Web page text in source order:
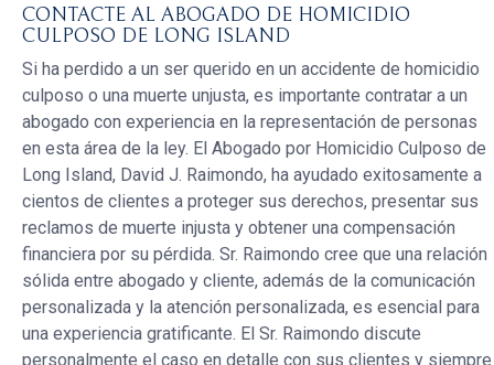
CONTACTE AL ABOGADO DE HOMICIDIO
CULPOSO DE LONG ISLAND
Si ha perdido a un ser querido en un accidente de homicidio
culposo o una muerte unjusta, es importante contratar a un
abogado con experiencia en la representación de personas
en esta área de la ley. El Abogado por Homicidio Culposo de
Long Island, David J. Raimondo, ha ayudado exitosamente a
cientos de clientes a proteger sus derechos, presentar sus
reclamos de muerte injusta y obtener una compensación
financiera por su pérdida. Sr. Raimondo cree que una relación
sólida entre abogado y cliente, además de la comunicación
personalizada y la atención personalizada, es esencial para
una experiencia gratificante. El Sr. Raimondo discute
personalmente el caso en detalle con sus clientes y siempre